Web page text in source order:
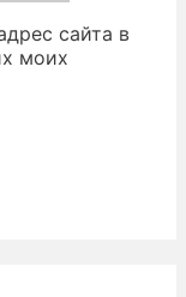
сайта в
моих